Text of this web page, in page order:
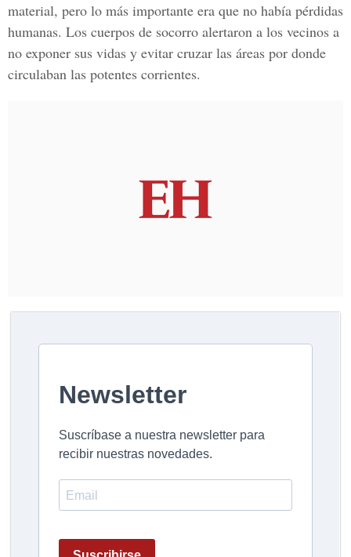
material, pero lo más importante era que no había pérdidas
humanas. Los cuerpos de socorro alertaron a los vecinos a
no exponer sus vidas y evitar cruzar las áreas por donde
circulaban las potentes corrientes.